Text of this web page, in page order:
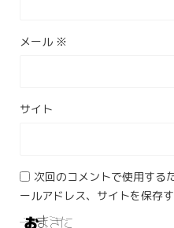
メール ※
サイト
次回のコメントで使用する
ールアドレス、サイトを保存す